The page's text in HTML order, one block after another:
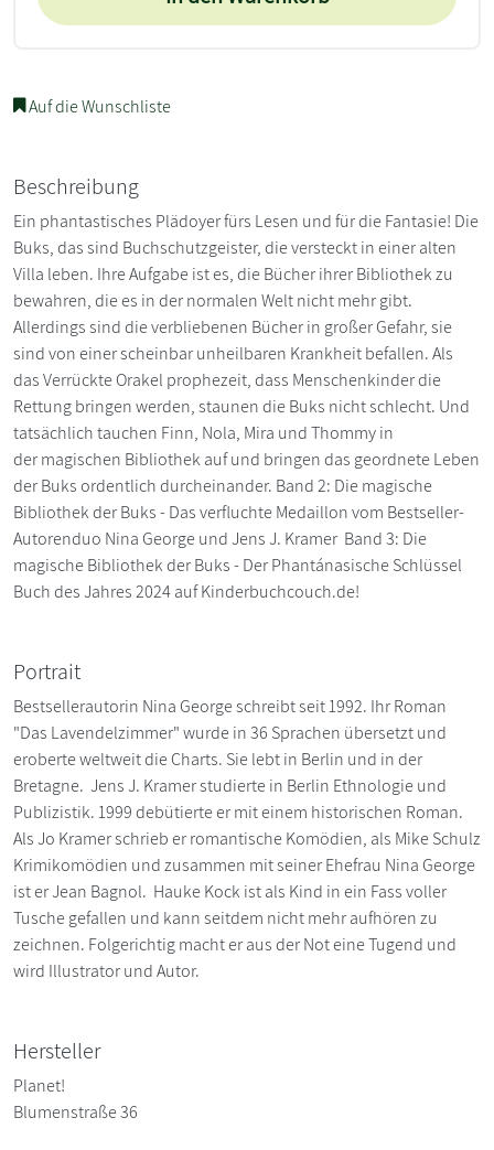
Auf die Wunschliste
Beschreibung
Ein phantastisches Plädoyer fürs Lesen und für die Fantasie! Die
Buks, das sind Buchschutzgeister, die versteckt in einer alten
Villa leben. Ihre Aufgabe ist es, die Bücher ihrer Bibliothek zu
bewahren, die es in der normalen Welt nicht mehr gibt.
Allerdings sind die verbliebenen Bücher in großer Gefahr, sie
sind von einer scheinbar unheilbaren Krankheit befallen. Als
das Verrückte Orakel prophezeit, dass Menschenkinder die
Rettung bringen werden, staunen die Buks nicht schlecht. Und
tatsächlich tauchen Finn, Nola, Mira und Thommy in
der magischen Bibliothek auf und bringen das geordnete Leben
der Buks ordentlich durcheinander. Band 2: Die magische
Bibliothek der Buks - Das verfluchte Medaillon vom Bestseller-
Autorenduo Nina George und Jens J. Kramer Band 3: Die
magische Bibliothek der Buks - Der Phantánasische Schlüssel
Buch des Jahres 2024 auf Kinderbuchcouch.de!
Portrait
Bestsellerautorin Nina George schreibt seit 1992. Ihr Roman
"Das Lavendelzimmer" wurde in 36 Sprachen übersetzt und
eroberte weltweit die Charts. Sie lebt in Berlin und in der
Bretagne. Jens J. Kramer studierte in Berlin Ethnologie und
Publizistik. 1999 debütierte er mit einem historischen Roman.
Als Jo Kramer schrieb er romantische Komödien, als Mike Schulz
Krimikomödien und zusammen mit seiner Ehefrau Nina George
ist er Jean Bagnol. Hauke Kock ist als Kind in ein Fass voller
Tusche gefallen und kann seitdem nicht mehr aufhören zu
zeichnen. Folgerichtig macht er aus der Not eine Tugend und
wird Illustrator und Autor.
Hersteller
Planet!
Blumenstraße 36